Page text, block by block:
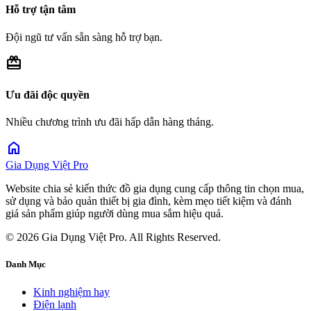
Hỗ trợ tận tâm
Đội ngũ tư vấn sẵn sàng hỗ trợ bạn.
redeem
Ưu đãi độc quyền
Nhiều chương trình ưu đãi hấp dẫn hàng tháng.
home
Gia Dụng Việt Pro
Website chia sẻ kiến thức đồ gia dụng cung cấp thông tin chọn mua,
sử dụng và bảo quản thiết bị gia đình, kèm mẹo tiết kiệm và đánh
giá sản phẩm giúp người dùng mua sắm hiệu quả.
© 2026 Gia Dụng Việt Pro. All Rights Reserved.
Danh Mục
Kinh nghiệm hay
Điện lạnh